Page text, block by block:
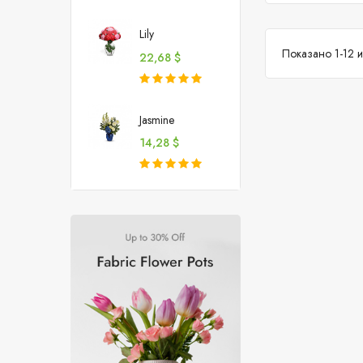
Lily
Цена
22,68 $
Jasmine
Цена
14,28 $
Показано 1-12